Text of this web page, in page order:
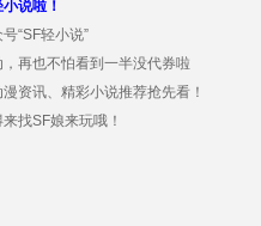
说啦！
“SF轻小说”
再也不怕看到一半没代券啦
资讯、精彩小说推荐抢先看！
找SF娘来玩哦！